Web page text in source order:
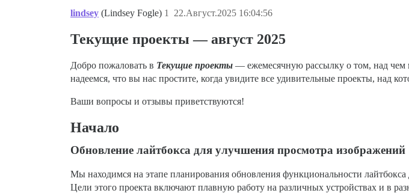
lindsey (Lindsey Fogle) 22.Август.2025 16:04:56
1
Текущие проекты — август 2025
Добро пожаловать в Текущие проекты — ежемесячную рассылку о том, над чем
надеемся, что вы нас простите, когда увидите все удивительные проекты, над
Ваши вопросы и отзывы приветствуются!
Начало
Обновление лайтбокса для улучшения просмотра изображений
Мы находимся на этапе планирования обновления функциональности
Цели этого проекта включают плавную работу на различных устройствах и в